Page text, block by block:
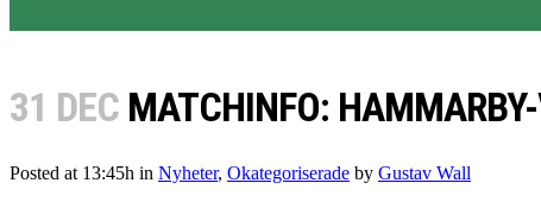
31 DEC MATCHINFO:
Posted at 13:45h in Nyheter, Okategoriserade by Gustav Wall